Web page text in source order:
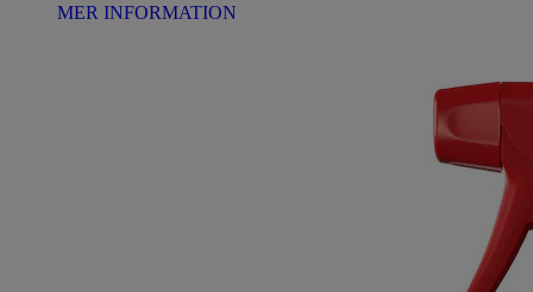
MER INFORMATION